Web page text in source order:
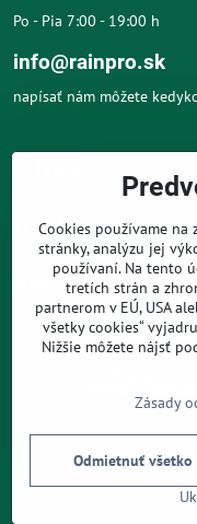
Po - Pia 7:00 - 19:00 h
info@rainpro.sk
napísať nám môžete
O NÁKUPE
PRE
Predvoľby súkromia
Cookies používame na
stránky, analýzu jej
používaní. Na tento
tretích strán a
partnerom v EÚ, USA
všetky cookies“
Nižšie môžete nájsť
Zásady
Odmietnuť všetko